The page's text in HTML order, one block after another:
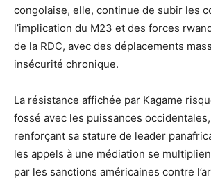
congolaise, elle, continue de subir les
l’implication du M23 et des forces
de la RDC, avec des déplacements
insécurité chronique.
La résistance affichée par Kagame
fossé avec les puissances
renforçant sa stature de leader
les appels à une médiation se
par les sanctions américaines contre